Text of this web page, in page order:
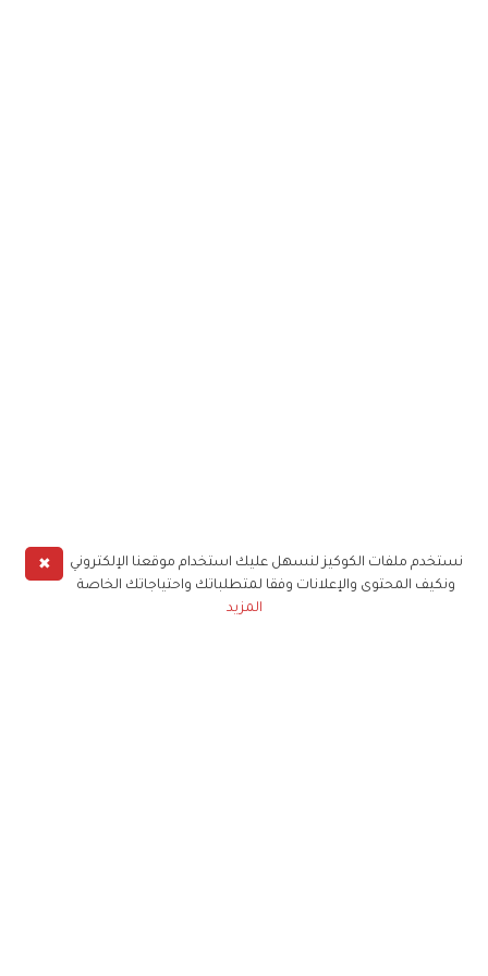
✖
نستخدم ملفات الكوكيز لنسهل عليك استخدام موقعنا الإلكتروني
ونكيف المحتوى والإعلانات وفقا لمتطلباتك واحتياجاتك الخاصة
المزيد